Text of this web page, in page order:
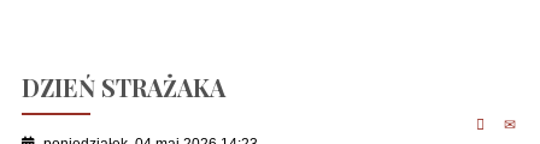
DZIEŃ STRAŻAKA